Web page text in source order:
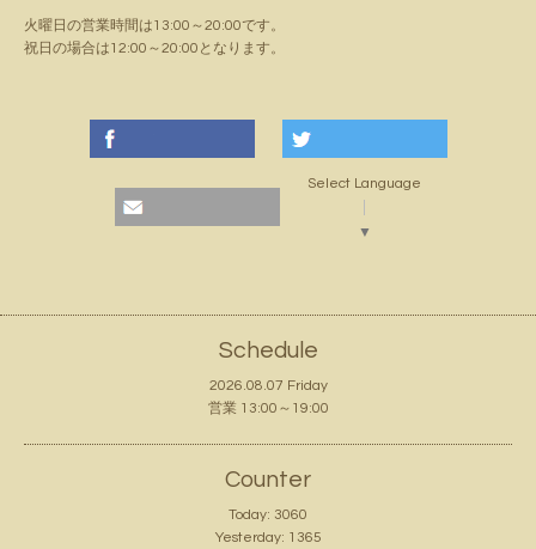
火曜日の営業時間は13:00～20:00です。
祝日の場合は12:00～20:00となります。
Select Language
▼
Schedule
2026.08.07 Friday
営業 13:00～19:00
Counter
Today: 3060
Yesterday: 1365